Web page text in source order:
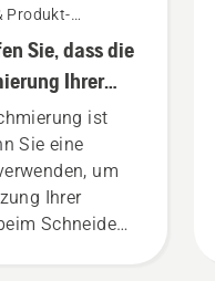
Produkt-
Sie, dass die
Ihrer
funktioniert
ist
Sie eine
um
Ihrer
Schneiden